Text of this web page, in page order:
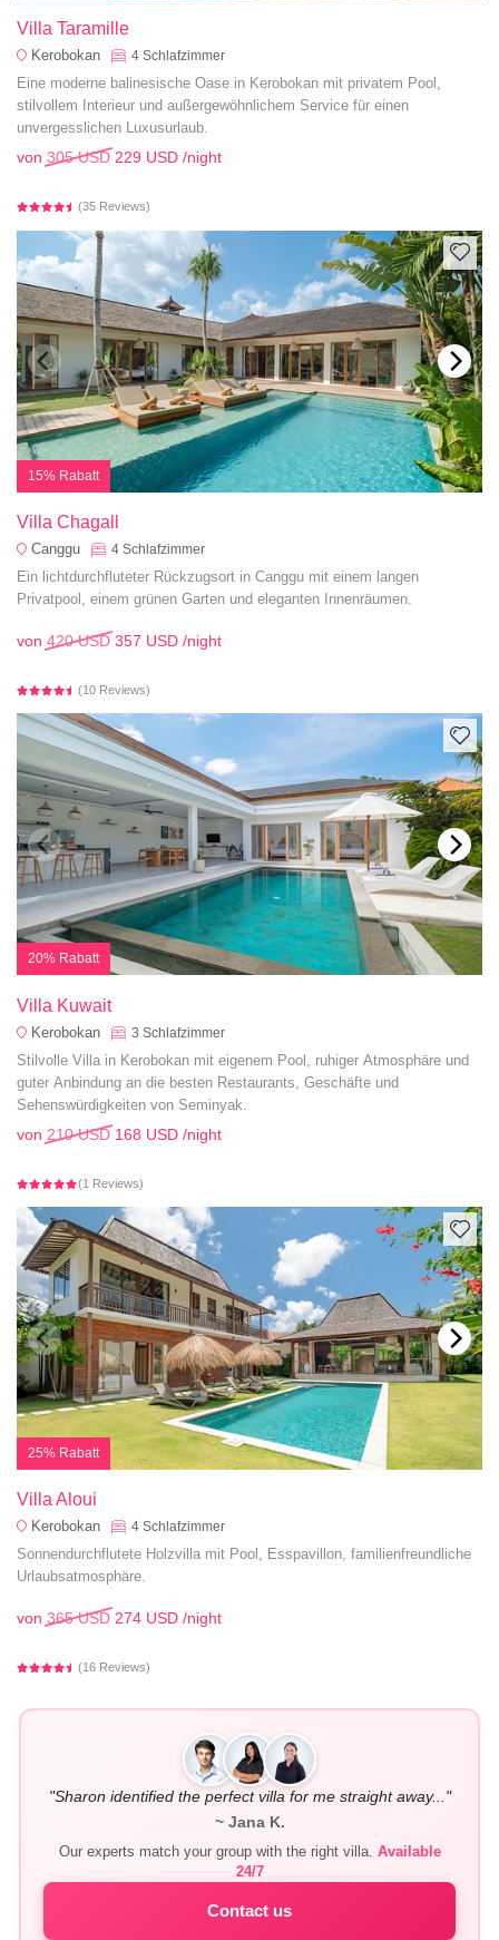
Villa Taramille
Kerobokan 4 Schlafzimmer
Eine moderne balinesische Oase in Kerobokan mit privatem Pool,
stilvollem Interieur und außergewöhnlichem Service für einen
unvergesslichen Luxusurlaub.
von 305 USD 229 USD /night
(35 Reviews)
15% Rabatt
Villa Chagall
Canggu 4 Schlafzimmer
Ein lichtdurchfluteter Rückzugsort in Canggu mit einem langen
Privatpool, einem grünen Garten und eleganten Innenräumen.
von 420 USD 357 USD /night
(10 Reviews)
20% Rabatt
Villa Kuwait
Kerobokan 3 Schlafzimmer
Stilvolle Villa in Kerobokan mit eigenem Pool, ruhiger Atmosphäre und
guter Anbindung an die besten Restaurants, Geschäfte und
Sehenswürdigkeiten von Seminyak.
von 210 USD 168 USD /night
(1 Reviews)
25% Rabatt
Villa Aloui
Kerobokan 4 Schlafzimmer
Sonnendurchflutete Holzvilla mit Pool, Esspavillon, familienfreundliche
Urlaubsatmosphäre.
von 365 USD 274 USD /night
(16 Reviews)
"Sharon identified the perfect villa for me straight away..."
~ Jana K.
Our experts match your group with the right villa. Available
24/7
Contact us